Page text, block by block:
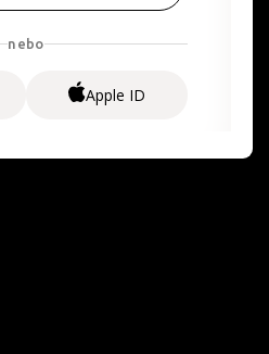
nebo
Apple ID